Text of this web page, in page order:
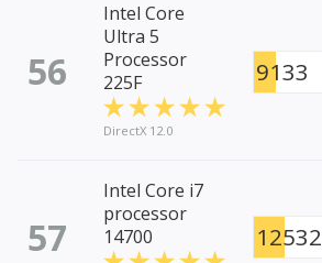
56
Intel Core
Ultra 5
Processor
225F
DirectX 12.0
9133
57
Intel Core i7
processor
14700
12532